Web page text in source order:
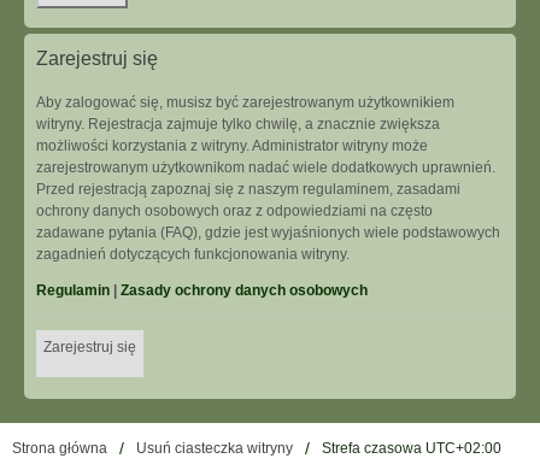
Zarejestruj się
Aby zalogować się, musisz być zarejestrowanym użytkownikiem
witryny. Rejestracja zajmuje tylko chwilę, a znacznie zwiększa
możliwości korzystania z witryny. Administrator witryny może
zarejestrowanym użytkownikom nadać wiele dodatkowych uprawnień.
Przed rejestracją zapoznaj się z naszym regulaminem, zasadami
ochrony danych osobowych oraz z odpowiedziami na często
zadawane pytania (FAQ), gdzie jest wyjaśnionych wiele podstawowych
zagadnień dotyczących funkcjonowania witryny.
Regulamin Zasady ochrony danych osobowych
Zarejestruj się
Strona główna Usuń ciasteczka witryny Strefa czasowa UTC+02:00